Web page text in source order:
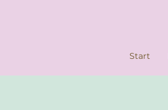
Start